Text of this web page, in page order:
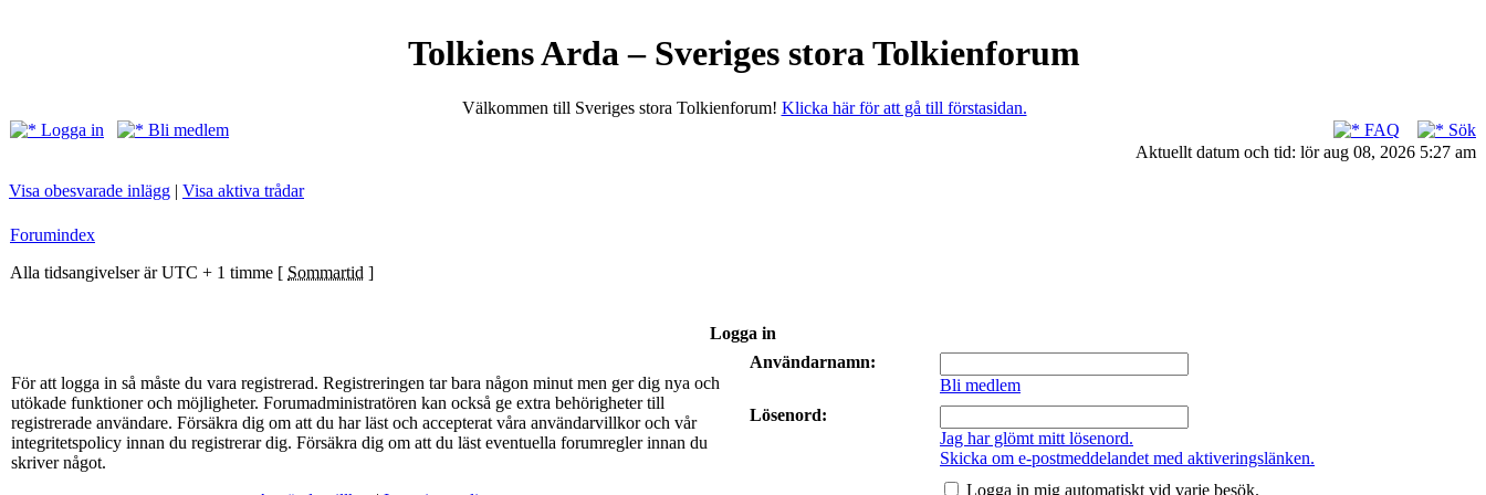
Tolkiens Arda – Sveriges stora Tolkienforum
Välkommen till Sveriges stora Tolkienforum! Klicka här för att gå till förstasidan.
Logga in
Bli medlem FAQ
Sök
Aktuellt datum och tid: lör aug 08, 2026 5:27 am
Visa obesvarade inlägg | Visa aktiva trådar
Forumindex
Alla tidsangivelser är UTC + 1 timme [ Sommartid ]
Logga in
För att logga in så måste du vara registrerad. Registreringen tar bara någon minut men ger dig nya och
utökade funktioner och möjligheter. Forumadministratören kan också ge extra behörigheter till
registrerade användare. Försäkra dig om att du har läst och accepterat våra användarvillkor och vår
integritetspolicy innan du registrerar dig. Försäkra dig om att du läst eventuella forumregler innan du
skriver något.
Användarnamn:
Bli medlem
Lösenord:
Jag har glömt mitt lösenord.
Skicka om e-postmeddelandet med aktiveringslänken.
Logga in mig automatiskt vid varje besök.